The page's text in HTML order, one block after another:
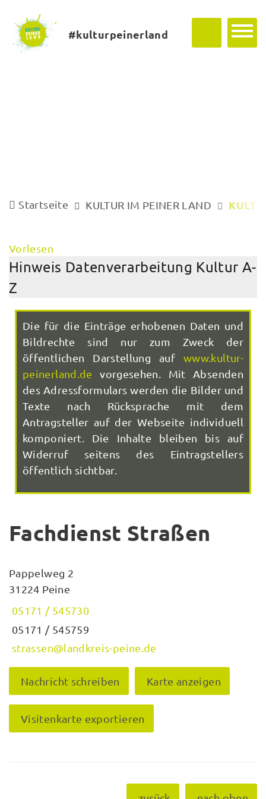
#kulturpeinerland
Startseite KULTUR IM PEINER LAND
Vorlesen
Hinweis Datenverarbeitung Kultur A-
Z
Die für die Einträge erhobenen Daten und
Bildrechte sind nur zum Zweck der
öffentlichen Darstellung aufwww.kultur-
peinerland.de vorgesehen. Mit Absenden
des Adressformulars werden die Bilder und
Texte nach Rücksprache mit dem
Antragsteller auf der Webseite individuell
komponiert. Die Inhalte bleiben bis auf
Widerruf seitens des Eintragstellers
öffentlich sichtbar.
Fachdienst Straßen
Pappelweg 2
31224 Peine
05171 / 545730
05171 / 545759
strassen@landkreis-peine.de
Nachricht schreiben Karte anzeigen
Visitenkarte exportieren